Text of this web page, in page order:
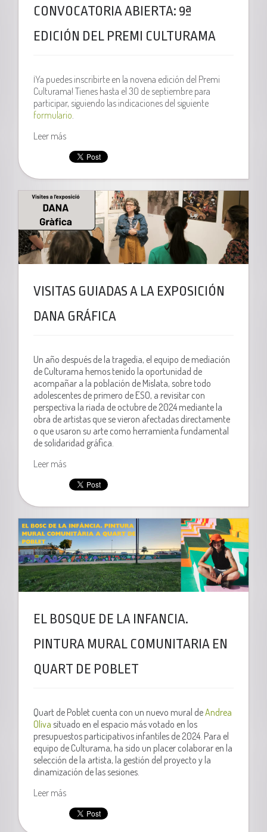
CONVOCATORIA ABIERTA: 9ª
EDICIÓN DEL PREMI CULTURAMA
¡Ya puedes inscribirte en la novena edición del Premi
Culturama! Tienes hasta el 30 de septiembre para
participar, siguiendo las indicaciones del siguiente
formulario.
Leer más
VISITAS GUIADAS A LA EXPOSICIÓN
DANA GRÁFICA
Un año después de la tragedia, el equipo de mediación
de Culturama hemos tenido la oportunidad de
acompañar a la población de Mislata, sobre todo
adolescentes de primero de ESO, a revisitar con
perspectiva la riada de octubre de 2024 mediante la
obra de artistas que se vieron afectadas directamente
o que usaron su arte como herramienta fundamental
de solidaridad gráfica.
Leer más
EL BOSQUE DE LA INFANCIA.
PINTURA MURAL COMUNITARIA EN
QUART DE POBLET
Quart de Poblet cuenta con un nuevo mural deAndrea
Oliva situado en el espacio más votado en los
presupuestos participativos infantiles de 2024. Para el
equipo de Culturama, ha sido un placer colaborar en la
selección de la artista, la gestión del proyecto y la
dinamización de las sesiones.
Leer más